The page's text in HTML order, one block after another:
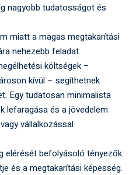
nagyobb tudatosságot és
miatt a magas megtakarítási
nehezebb feladat.
költségek –
kívül – segíthetnek
Egy tudatosan minimalista
lefaragása és a jövedelem
vállalkozással
elérését befolyásoló tényezők:
és a megtakarítási képesség.